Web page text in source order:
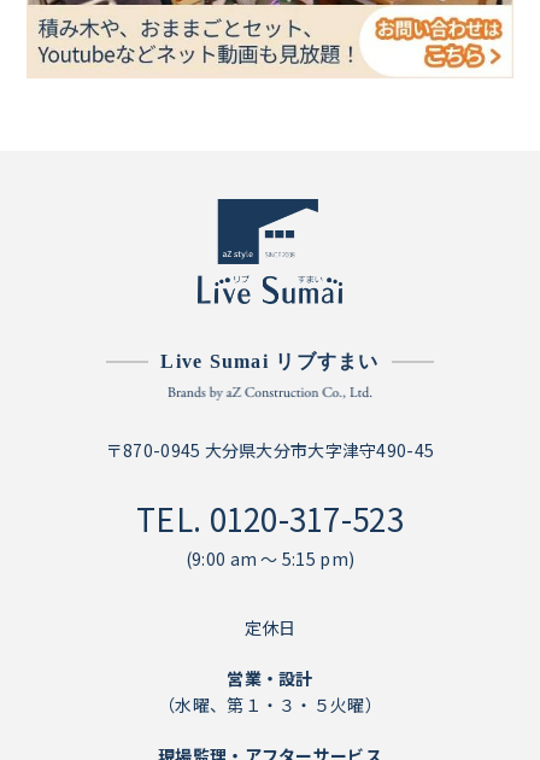
Live Sumai リブすまい
〒870-0945 大分県大分市大字津守490-45
TEL. 0120-317-523
(9:00 am ～ 5:15 pm)
定休日
営業・設計
（水曜、第１・３・５火曜）
現場監理・アフターサービス